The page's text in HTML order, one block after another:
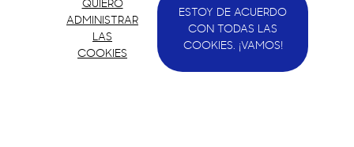
QUIERO
ADMINISTRAR
LAS
COOKIES
ESTOY DE ACUERDO
CON TODAS LAS
COOKIES. ¡VAMOS!